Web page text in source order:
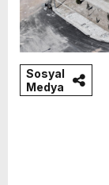
Sosyal
Medya